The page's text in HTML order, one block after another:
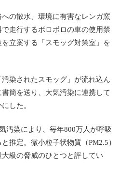
の散水、環境に有害なレンガ窯
走行するボロボロの車の使用禁
立案する「スモッグ対策室」を
染されたスモッグ」が流れ込ん
簡を送り、大気汚染に連携して
した。
汚染により、毎年800万人が呼吸
推定。 微小粒子状物質（PM2.5）
級の脅威のひとつと評してい